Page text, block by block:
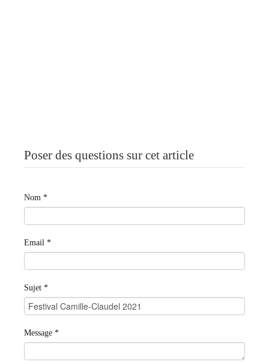
Poser des questions sur cet article
Nom *
Email *
Sujet *
Message *